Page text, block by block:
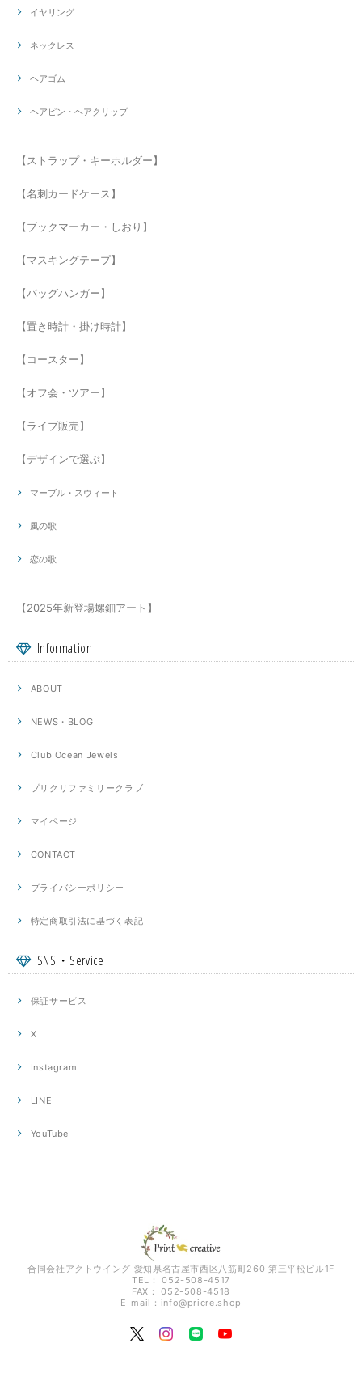
イヤリング
ネックレス
ヘアゴム
ヘアピン・ヘアクリップ
【ストラップ・キーホルダー】
【名刺カードケース】
【ブックマーカー・しおり】
【マスキングテープ】
【バッグハンガー】
【置き時計・掛け時計】
【コースター】
【オフ会・ツアー】
【ライブ販売】
【デザインで選ぶ】
マーブル・スウィート
風の歌
恋の歌
【2025年新登場螺鈿アート】
Information
ABOUT
NEWS・BLOG
Club Ocean Jewels
プリクリファミリークラブ
マイページ
CONTACT
プライバシーポリシー
特定商取引法に基づく表記
SNS・Service
保証サービス
X
Instagram
LINE
YouTube
合同会社アクトウイング 愛知県名古屋市西区八筋町260 第三平松ビル1F
TEL： 052-508-4517
FAX： 052-508-4518
E-mail： info@pricre.shop